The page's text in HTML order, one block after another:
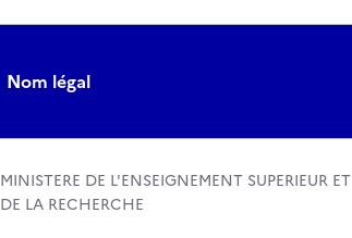
Nom légal
MINISTERE DE L'ENSEIGNEMENT SUPERIEUR ET
DE LA RECHERCHE